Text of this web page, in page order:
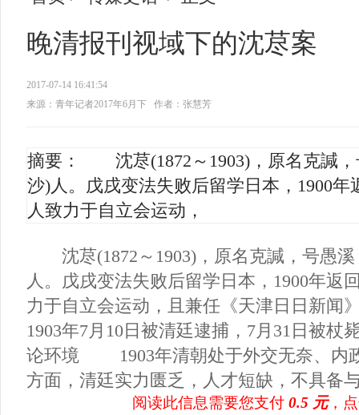
晚清报刊视域下的沈荩案
2017-07-14 16:41:54
来源：青年记者2017年6月下
作者：张慧芳
摘要： 沈荩(1872～1903)，原名克諴，
沙)人。戊戌变法失败后留学日本，1900
人致力于自立会运动，
沈荩(1872～1903)，原名克諴，号愚溪
人。戊戌变法失败后留学日本，1900年返
力于自立会运动，且兼任《天津日日新闻
1903年7月10日被清廷逮捕，7月31日
论环境 1903年清朝处于外交无奈、内
方面，清廷实力匮乏，人才短缺，不具备
阅读此信息需要您支付 0.5 元，